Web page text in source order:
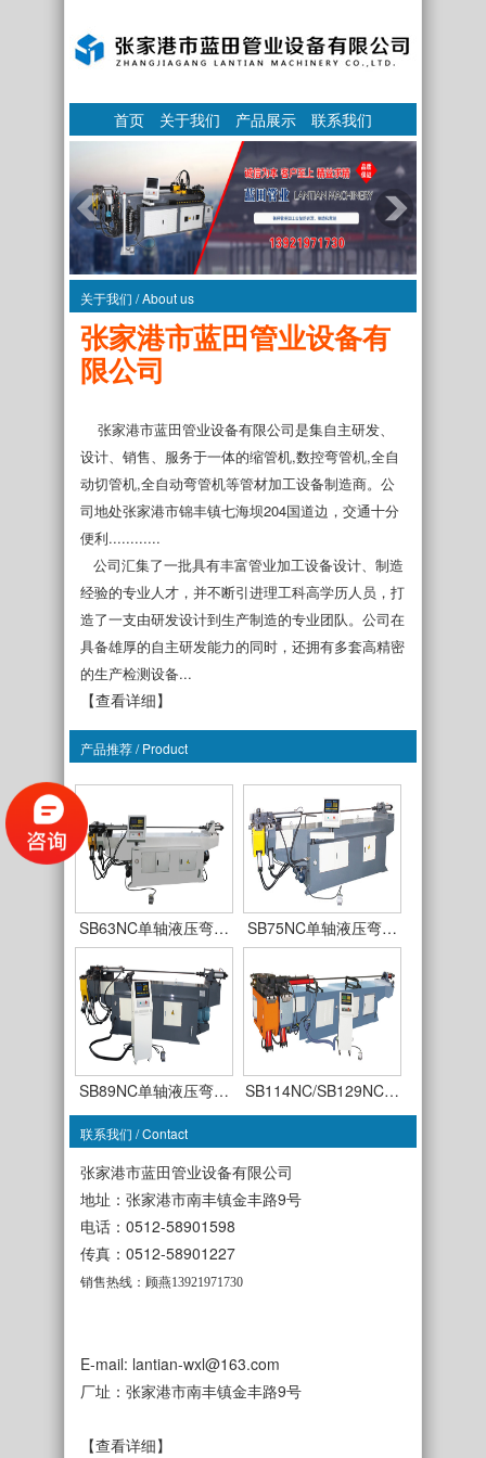
首页 关于我们 产品展示 联系我们
关于我们 / About us
张家港市蓝田管业设备有
限公司
张家港市蓝田管业设备有限公司是集自主研发、
设计、销售、服务于一体的缩管机,数控弯管机,全自
动切管机,全自动弯管机等管材加工设备制造商。公
司地处张家港市锦丰镇七海坝204国道边，交通十分
便利............
公司汇集了一批具有丰富管业加工设备设计、制造
经验的专业人才，并不断引进理工科高学历人员，打
造了一支由研发设计到生产制造的专业团队。公司在
具备雄厚的自主研发能力的同时，还拥有多套高精密
的生产检测设备...
【查看详细】
产品推荐 / Product
SB38NC单轴液压弯… SB50NC单轴液压弯…
SB63NC单轴液压弯… SB75NC单轴液压弯…
SB89NC单轴液压弯… SB114NC/SB129NC…
SB63CNC-TSR-3A全…
联系我们 / Contact
张家港市蓝田管业设备有限公司
地址：张家港市南丰镇金丰路9号
电话：0512-58901598
传真：0512-58901227
销售热线：顾燕13921971730
E-mail: lantian-wxl@163.com
厂址：张家港市南丰镇金丰路9号
【查看详细】